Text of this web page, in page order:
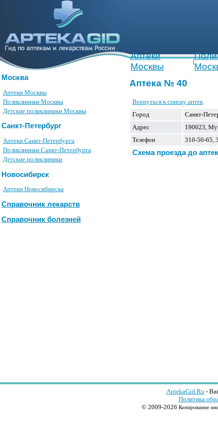
Аптеки
Москвы
|
Москва
Аптеки Москвы
Поликлиники Москвы
Детские поликлиники Москвы
Санкт-Петербург
Аптеки Санкт-Петербурга
Поликлиники Санкт-Петербурга
Детские поликлиники
Новосибирск
Аптеки Новосибирска
Справочник лекарств
Справочник болезней
Аптека № 40
Вернуться к списку аптек
Город
Санкт-
Адрес
190023,
Телефон
310-50-65,
Схема проезда до
AptekaGid.Ru-
Политика
© 2009-2026 Копирование